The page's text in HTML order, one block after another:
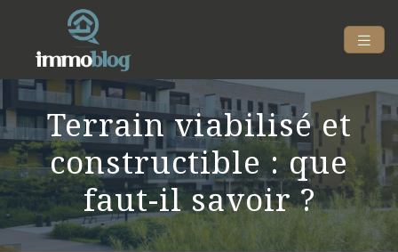
Terrain viabilisé et
constructible : que
faut-il savoir ?